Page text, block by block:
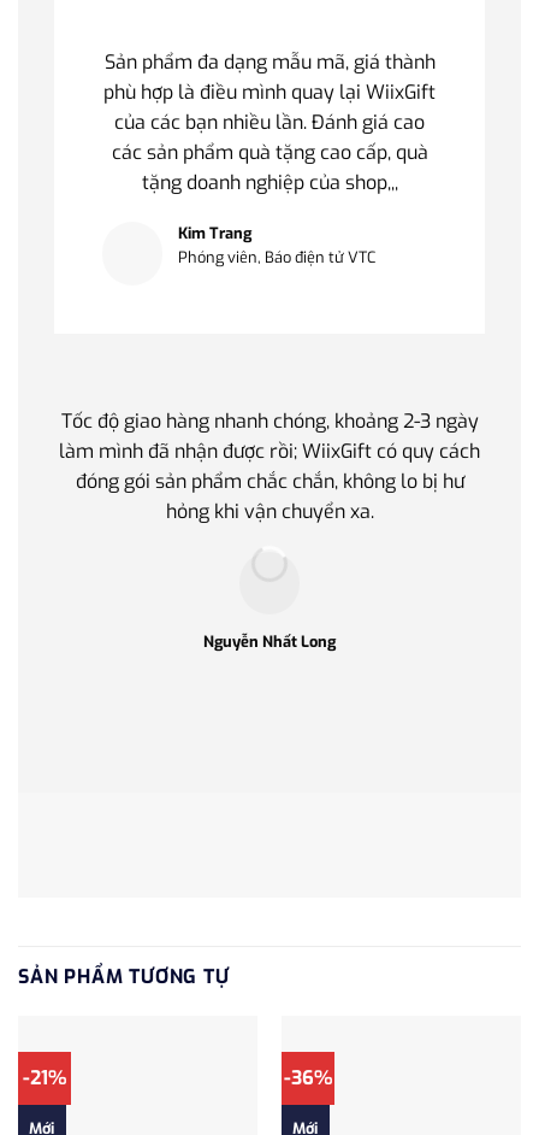
Sản phẩm đa dạng mẫu mã, giá thành
phù hợp là điều mình quay lại WiixGift
của các bạn nhiều lần. Đánh giá cao
các sản phẩm quà tặng cao cấp, quà
tặng doanh nghiệp của shop,,,
Kim Trang
Phóng viên, Báo điện tử VTC
Tốc độ giao hàng nhanh chóng, khoảng 2-3 ngày
làm mình đã nhận được rồi; WiixGift có quy cách
đóng gói sản phẩm chắc chắn, không lo bị hư
hỏng khi vận chuyển xa.
Nguyễn Nhất Long
SẢN PHẨM TƯƠNG TỰ
-21%
Mới
-36%
Mới